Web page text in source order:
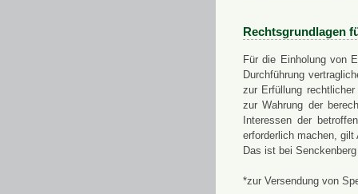
Rechtsgrundlagen
Für die Einholung von
Durchführung
zur Erfüllung
zur Wahrung der
Interessen der
erforderlich machen,
Das ist bei
*zur Versendung von